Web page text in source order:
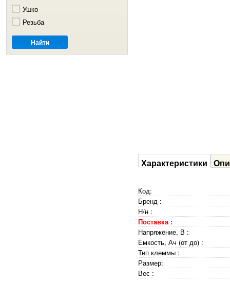
Ушко
Резьба
Характеристики
Код:
Бренд :
Н/н :
Поставка :
Напряжение, В :
Ёмкость, Ач (от до) :
Тип клеммы :
Размер:
Вес :